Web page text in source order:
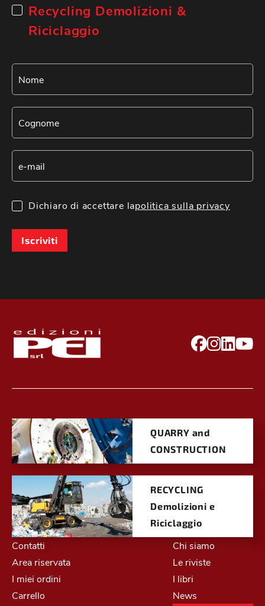
Recycling Demolizioni &
Riciclaggio
Dichiaro di accettare lapolitica sulla privacy
Iscriviti
QUARRY and
CONSTRUCTION
RECYCLING
Demolizioni e
Riciclaggio
Contatti
Area riservata
I miei ordini
Carrello
Chi siamo
Le riviste
I libri
News